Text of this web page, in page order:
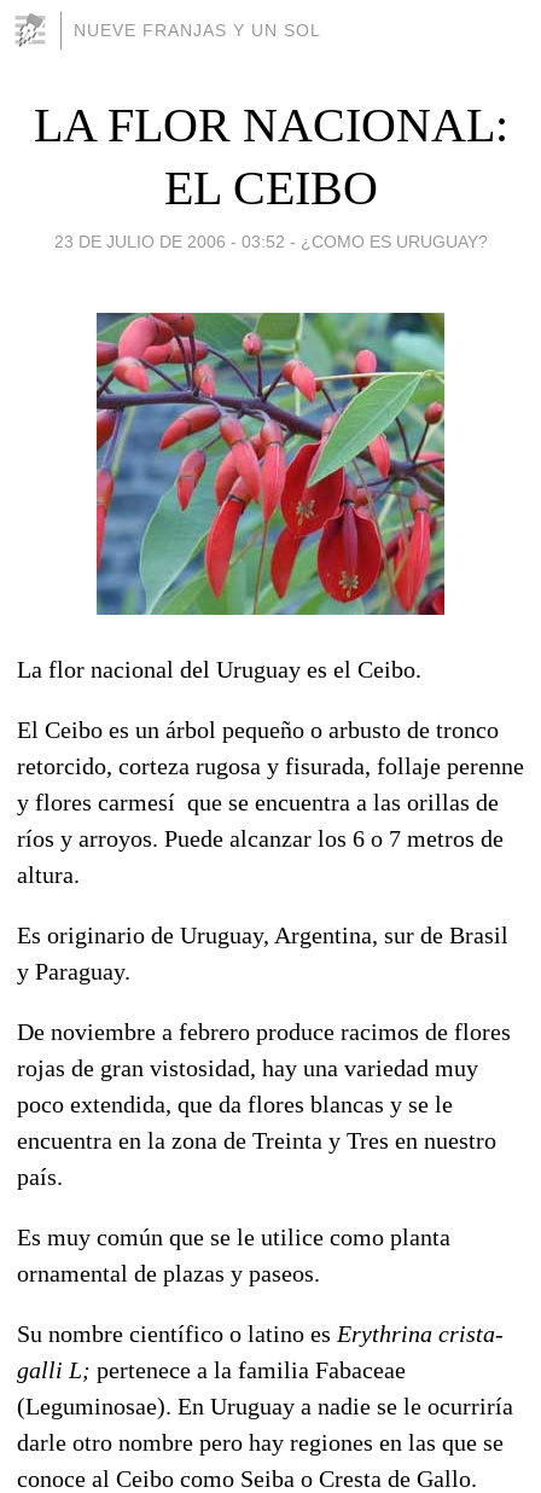
NUEVE FRANJAS Y UN SOL
LA FLOR NACIONAL:
EL CEIBO
23 DE JULIO DE 2006 - 03:52 - ¿COMO ES URUGUAY?
La flor nacional del Uruguay es el Ceibo.
El Ceibo es un árbol pequeño o arbusto de tronco
retorcido, corteza rugosa y fisurada, follaje perenne
y flores carmesí que se encuentra a las orillas de
ríos y arroyos. Puede alcanzar los 6 o 7 metros de
altura.
Es originario de Uruguay, Argentina, sur de Brasil
y Paraguay.
De noviembre a febrero produce racimos de flores
rojas de gran vistosidad, hay una variedad muy
poco extendida, que da flores blancas y se le
encuentra en la zona de Treinta y Tres en nuestro
país.
Es muy común que se le utilice como planta
ornamental de plazas y paseos.
Su nombre científico o latino es Erythrina crista-
galli L; pertenece a la familia Fabaceae
(Leguminosae). En Uruguay a nadie se le ocurriría
darle otro nombre pero hay regiones en las que se
conoce al Ceibo como Seiba o Cresta de Gallo.